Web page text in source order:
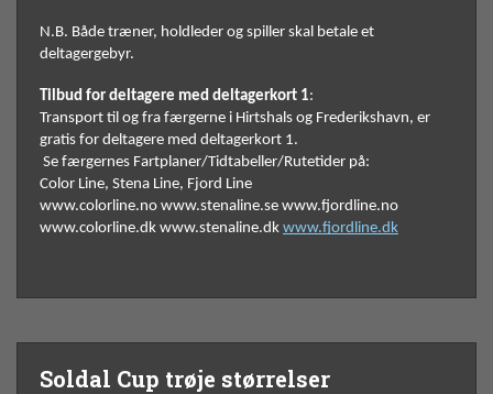
N.B. Både træner, holdleder og spiller skal betale et
deltagergebyr.
Tilbud for deltagere med deltagerkort 1:
Transport til og fra færgerne i Hirtshals og Frederikshavn, er
gratis for deltagere med deltagerkort 1.
Se færgernes Fartplaner/Tidtabeller/Rutetider på:
Color Line, Stena Line, Fjord Line
www.colorline.no www.stenaline.se www.fjordline.no
www.colorline.dk www.stenaline.dk www.fjordline.dk
Soldal Cup trøje størrelser